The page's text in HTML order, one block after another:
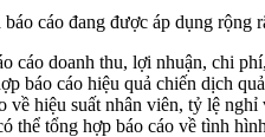
cáo đang được áp dụng rộng
cáo doanh thu, lợi nhuận, chi
báo cáo hiệu quả chiến dịch
về hiệu suất nhân viên, tỷ lệ
thể tổng hợp báo cáo về tình